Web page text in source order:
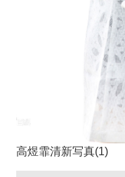
高煜霏清新写真(1)